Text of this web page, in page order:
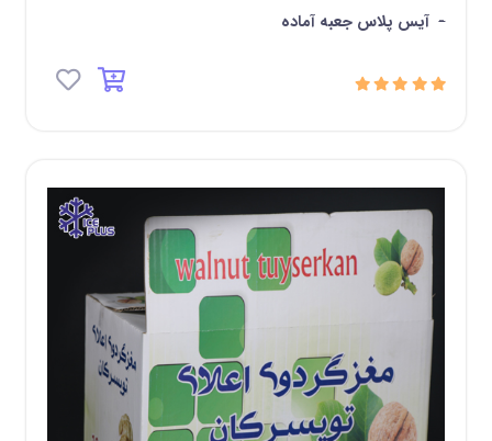
- آیس پلاس جعبه آماده